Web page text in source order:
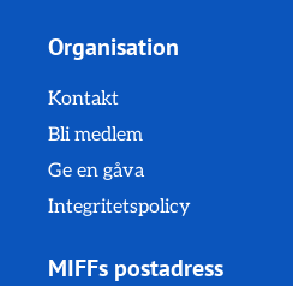
Organisation
Kontakt
Bli medlem
Ge en gåva
Integritetspolicy
MIFFs postadress